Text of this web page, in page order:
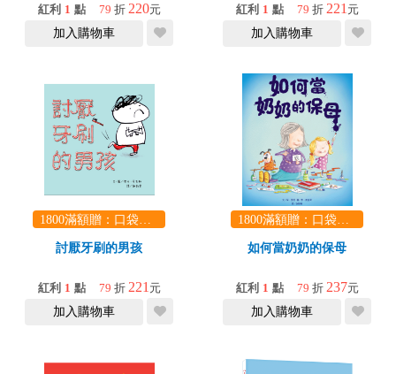
紅利 1 點 79 折 220元
加入購物車
紅利 1 點 79 折 221 元
加入購物車
1800滿額贈：口袋玩具一份（隨機出貨） (summer read)
討厭牙刷的男孩
紅利 1 點 79 折 221 元
加入購物車
1800滿額贈：口袋玩具一份（隨機出貨） (summer read)
如何當奶奶的保母
紅利 1 點 79 折 237元
加入購物車